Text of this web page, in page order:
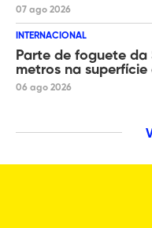
07 ago 2026
INTERNACIONAL
Parte de foguete da
metros na superfície
06 ago 2026